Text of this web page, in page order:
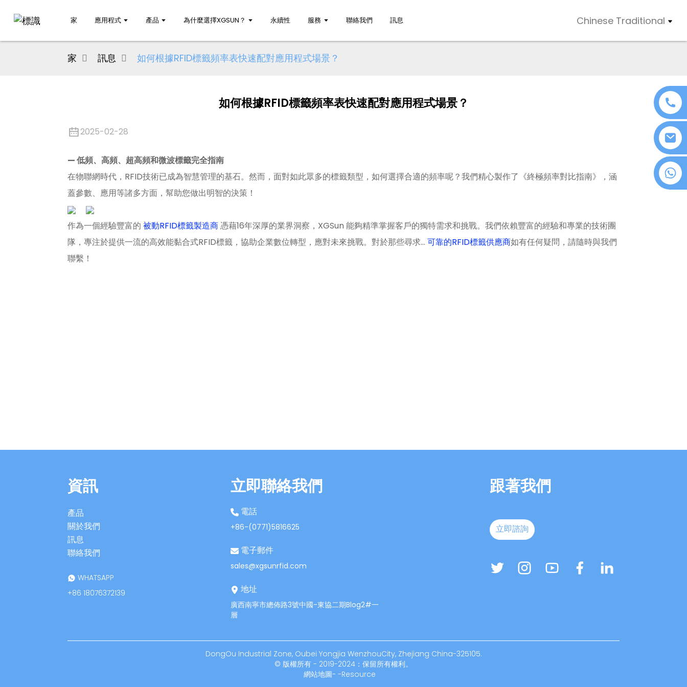
家 應用程式 產品 為什麼選擇XGSUN？ 永續性 服務 聯絡我們 訊息 Chinese Traditional
+86 18076372139
家 訊息 如何根據RFID標籤頻率表快速配對應用程式場景？
如何根據RFID標籤頻率表快速配對應用程式場景？
2025-02-28
— 低頻、高頻、超高頻和微波標籤完全指南
在物聯網時代，RFID技術已成為智慧管理的基石。然而，面對如此眾多的標籤類型，如何選擇合適的頻率呢？我們精心製作了《終極頻率對比指南》，涵
蓋參數、應用等諸多方面，幫助您做出明智的決策！
作為一個經驗豐富的 被動RFID標籤製造商憑藉16年深厚的業界洞察，XGSun 能夠精準掌握客戶的獨特需求和挑戰。我們依賴豐富的經驗和專業的技術團
隊，專注於提供一流的高效能黏合式RFID標籤，協助企業數位轉型，應對未來挑戰。對於那些尋求… 可靠的RFID標籤供應商如有任何疑問，請隨時與我們
聯繫！
資訊
產品
關於我們
訊息
聯絡我們
WHATSAPP
+86 18076372139
立即聯絡我們
電話
+86-(0771)5816625
電子郵件
sales@xgsunrfid.com
地址
廣西南寧市總佈路3號中國-東協二期Blog2#一
層
跟著我們
立即諮詢
DongOu Industrial Zone, Oubei Yongjia WenzhouCity, Zhejiang China-325105.
© 版權所有 - 2019-2024：保留所有權利。
網站地圖- -Resource